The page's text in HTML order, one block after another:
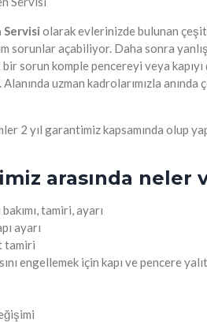
Servisi olarak evlerinizde bulunan
sorunlar açabiliyor. Daha sonra
bir sorun komple pencereyi veya
uzman kadrolarımızla
2 yıl garantimiz kapsamında olup
arasında neler
tamiri, ayarı
ayarı
tamiri
engellemek için kapı ve pencere